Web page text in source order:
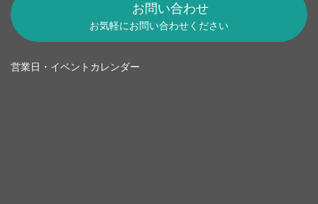
お問い合わせ
お気軽にお問い合わせください
営業日・イベントカレンダー